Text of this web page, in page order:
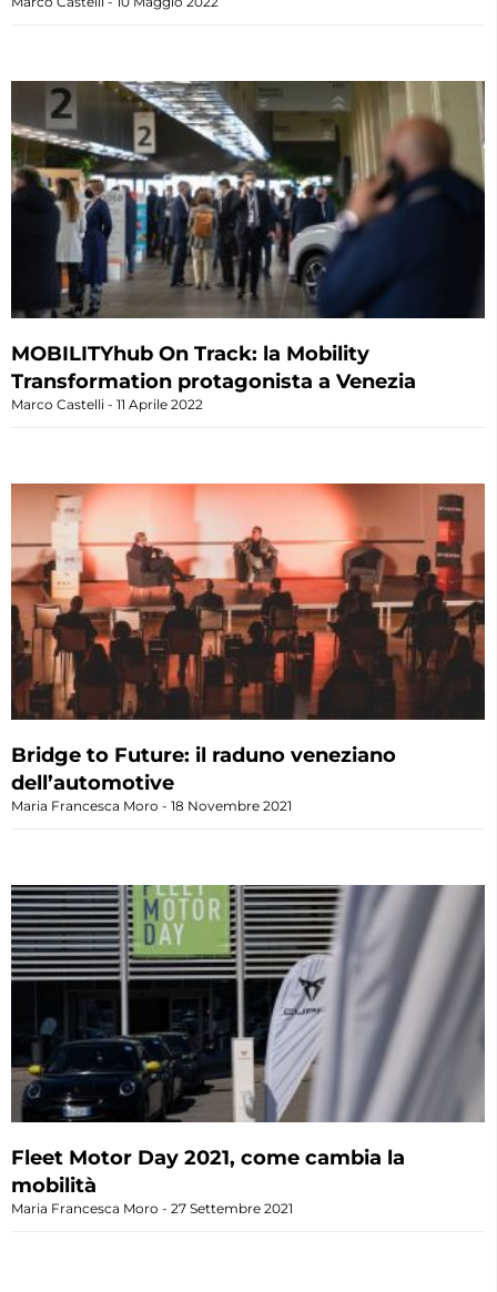
MOBILITYhub On Track: la Mobility
Transformation protagonista a Venezia
Marco Castelli 11 Aprile 2022
Bridge to Future: il raduno veneziano
dell’automotive
Maria Francesca Moro 18 Novembre 2021
Fleet Motor Day 2021, come cambia la
mobilità
Maria Francesca Moro 27 Settembre 2021